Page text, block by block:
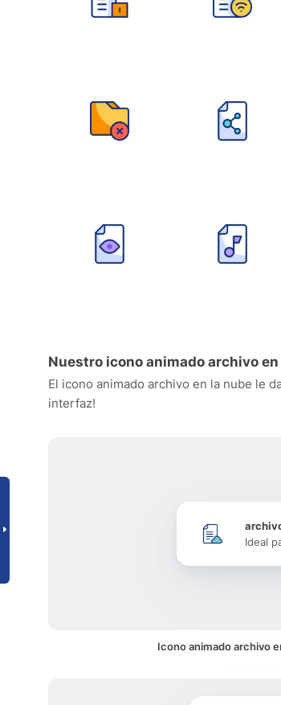
Nuestro icono animado archivo
El icono animado archivo en la nube le
interfaz!
Ideal
Icono animado archivo